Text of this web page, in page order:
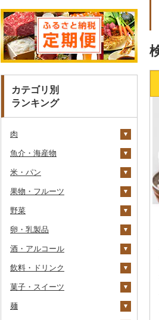
カテゴリ別
ランキング
肉
牛肉（精肉）
ステーキ
すき焼き
焼肉
牛タン
和牛
黒毛和牛
牛肉（加工品）
ハンバーグ
ローストビーフ
ビーフジャーキー
その他牛肉（加工品）
豚肉（精肉）
すき焼き
しゃぶしゃぶ
焼肉
アグー豚
豚肉（加工品）
ハンバーグ
もつ鍋
ハム
ソーセージ・ウインナ
鶏肉
鶏肉（精肉）
ハム・ソーセージ
唐揚げ
鹿肉
馬肉
羊肉・ラム肉（ジンギス
魚介・海産物
カニ
ズワイガニ
毛ガニ
かにしゃぶ
その他カニ
エビ
ボタンエビ
伊勢海老
その他エビ
いくら
うに
明太子・たらこ
明太子
たらこ
その他魚卵
数の子
貝
米・パン
米
無洗米
玄米
金芽米
ゆめぴりか
雑穀
餅
その他穀物加工品
パン
果物・フルーツ
ぶどう・マスカット
巨峰
ナガノパープル
ピオーネ
デラウェア
いちご
りんご
もも
メロン
野菜
いも
じゃがいも
さつまいも
その他いも
トマト
フルーツトマト
ミニトマト
玉ねぎ
ねぎ
卵・乳製品
卵
チーズ
ヨーグルト
酒・アルコール
ビール・発泡酒
ビール
日本酒
飲料・ドリンク
水・ミネラルウォーター
菓子・スイーツ
麺